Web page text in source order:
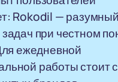
Rokodil —
при честном
ежедневной
работы стоит